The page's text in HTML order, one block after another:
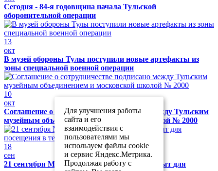
Сегодня - 84-я годовщина начала Тульской
оборонительной операции
13
окт
В музей обороны Тулы поступили новые артефакты из
зоны специальной военной операции
10
окт
Соглашение о сотрудничестве подписано между Тульским
музейным объединением и московской школой № 2000
18
сен
21 сентября Музей обороны Тулы будет закрыт для
Для улучшения работы
сайта и его
взаимодействия с
пользователями мы
используем файлы cookie
и сервис Яндекс.Метрика.
Продолжая работу с